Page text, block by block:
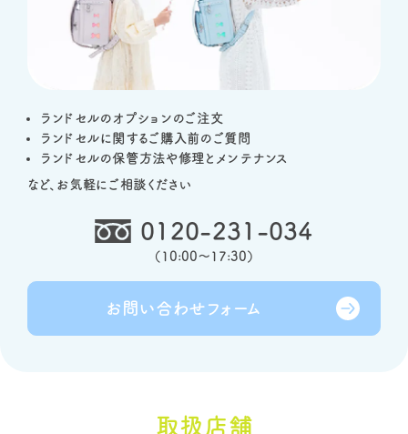
ランドセルのオプションのご注文
ランドセルに関するご購入前のご質問
ランドセルの保管方法や修理とメンテナンス
など、お気軽にご相談ください
0120-231-034
（ 10:00～17:30 ）
お問い合わせ フォーム
取扱店舗